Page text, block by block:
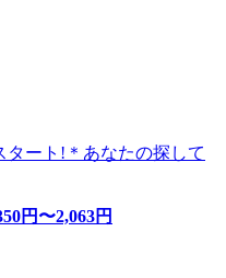
タート!＊あなたの探して
円〜2,063円